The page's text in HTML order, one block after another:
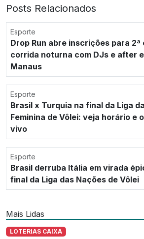
Posts Relacionados
Esporte
Drop Run abre inscrições para 2ª
corrida noturna com DJs e after
Manaus
Esporte
Brasil x Turquia na final da Liga
Feminina de Vôlei: veja horário e
vivo
Esporte
Brasil derruba Itália em virada
final da Liga das Nações de Vôlei
Mais Lidas
LOTERIAS CAIXA